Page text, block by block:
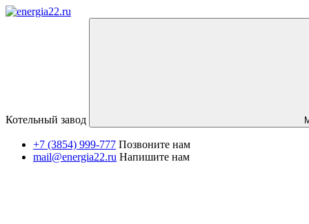
Котельный завод
+7 (3854) 999-777 Позвоните нам
mail@energia22.ru Напишите нам